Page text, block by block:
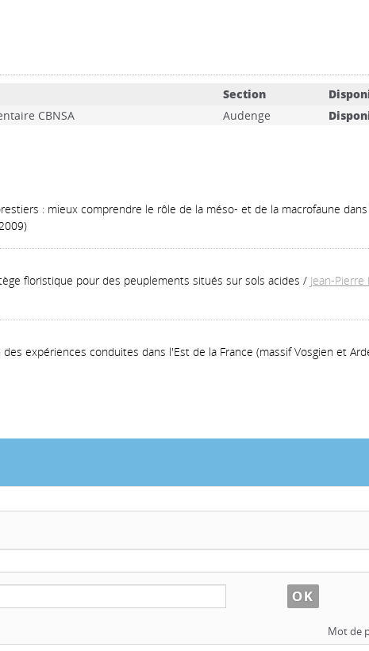
Section
CBNSA Audenge
: mieux comprendre le rôle de la méso- et de la macrofaune
floristique pour des peuplements situés sur sols acides / Jean-Pierre
expériences conduites dans l'Est de la France (massif Vosgien et
Mot de